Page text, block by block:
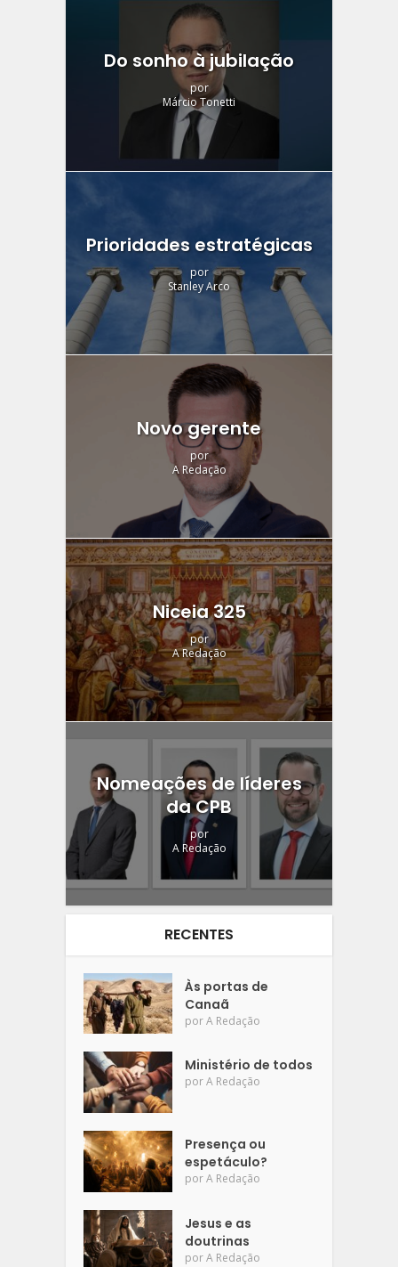
Do sonho à jubilação
por
Márcio Tonetti
Prioridades estratégicas
por
Stanley Arco
Novo gerente
por
A Redação
Niceia 325
por
A Redação
Nomeações de líderes
da CPB
por
A Redação
RECENTES
Às portas de
Canaã
porA Redação
Ministério de todos
porA Redação
Presença ou
espetáculo?
porA Redação
Jesus e as
doutrinas
porA Redação